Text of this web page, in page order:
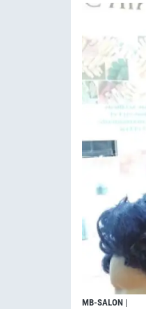
MB-SALON |